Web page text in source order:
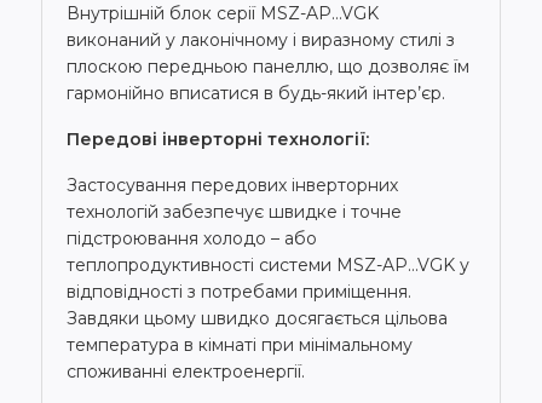
Внутрішній блок серії MSZ-AP…VGK
виконаний у лаконічному і виразному стилі з
плоскою передньою панеллю, що дозволяє їм
гармонійно вписатися в будь-який інтер’єр.
Передові інверторні технології:
Застосування передових інверторних
технологій забезпечує швидке і точне
підстроювання холодо – або
теплопродуктивності системи MSZ-AP…VGK у
відповідності з потребами приміщення.
Завдяки цьому швидко досягається цільова
температура в кімнаті при мінімальному
споживанні електроенергії.